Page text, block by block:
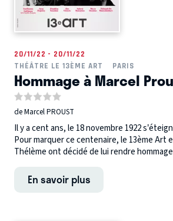
20/11/22 - 20/11/22
THÉÂTRE LE 13ÈME ART
PARIS
Hommage à Marcel
de Marcel PROUST
Il y a cent ans, le 18 novembre 1922
Pour marquer ce centenaire, le 13ème Art
Thélème ont décidé de lui rendre
En savoir plus